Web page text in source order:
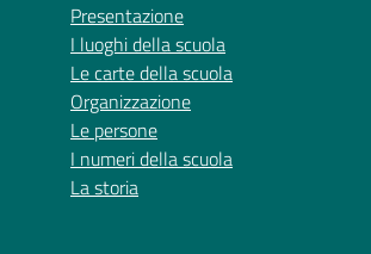
Presentazione
I luoghi della scuola
Le carte della scuola
Organizzazione
Le persone
I numeri della scuola
La storia